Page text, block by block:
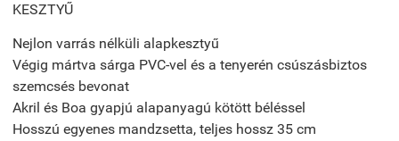
KESZTYŰ
Nejlon varrás nélküli alapkesztyű
Végig mártva sárga PVC-vel és a tenyerén csúszásbiztos
szemcsés bevonat
Akril és Boa gyapjú alapanyagú kötött béléssel
Hosszú egyenes mandzsetta, teljes hossz 35 cm